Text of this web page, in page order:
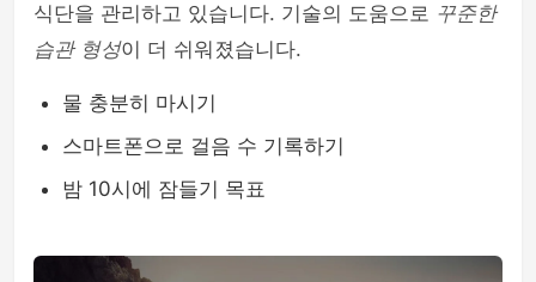
식단을 관리하고 있습니다. 기술의 도움으로 꾸준한
습관 형성이 더 쉬워졌습니다.
물 충분히 마시기
스마트폰으로 걸음 수 기록하기
밤 10시에 잠들기 목표